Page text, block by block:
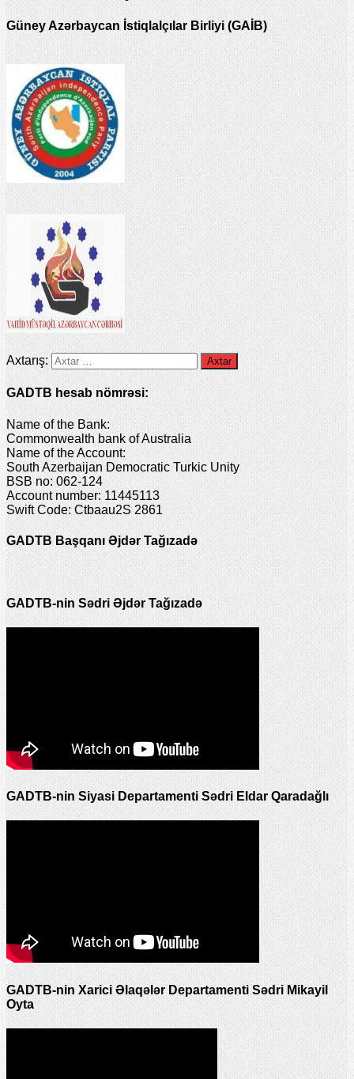
Güney Azərbaycan İstiqlalçılar Birliyi (GAİB)
Axtarış:
GADTB hesab nömrəsi:
Name of the Bank:
Commonwealth bank of Australia
Name of the Account:
South Azerbaijan Democratic Turkic Unity
BSB no: 062-124
Account number: 11445113
Swift Code: Ctbaau2S 2861
GADTB Başqanı Əjdər Tağızadə
GADTB-nin Sədri Əjdər Tağızadə
GADTB-nin Siyasi Departamenti Sədri Eldar Qaradağlı
GADTB-nin Xarici Əlaqələr Departamenti Sədri Mikayil
Oyta